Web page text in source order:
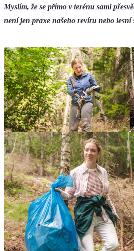
Myslím, že se přímo v terénu sami
není jen praxe našeho revíru nebo lesní